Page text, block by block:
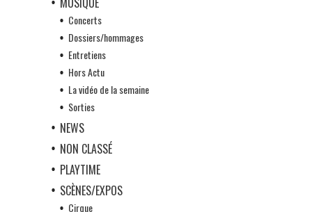
Concerts
Dossiers/hommages
Entretiens
Hors Actu
La vidéo de la semaine
Sorties
NEWS
NON CLASSÉ
PLAYTIME
SCÈNES/EXPOS
Cirque